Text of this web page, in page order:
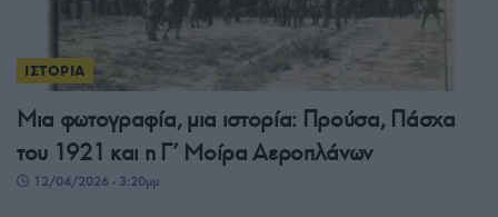
ΙΣΤΟΡΙΑ
Μια φωτογραφία, μια ιστορία: Προύσα, Πάσχα
του 1921 και η Γ’ Μοίρα Αεροπλάνων
12/04/2026 - 3:20μμ